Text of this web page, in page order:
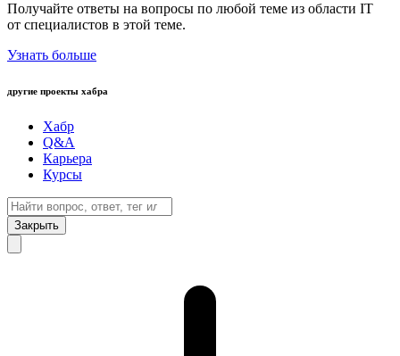
Получайте ответы на вопросы по любой теме из области IT
от специалистов в этой теме.
Узнать больше
другие проекты хабра
Хабр
Q&A
Карьера
Курсы
Закрыть